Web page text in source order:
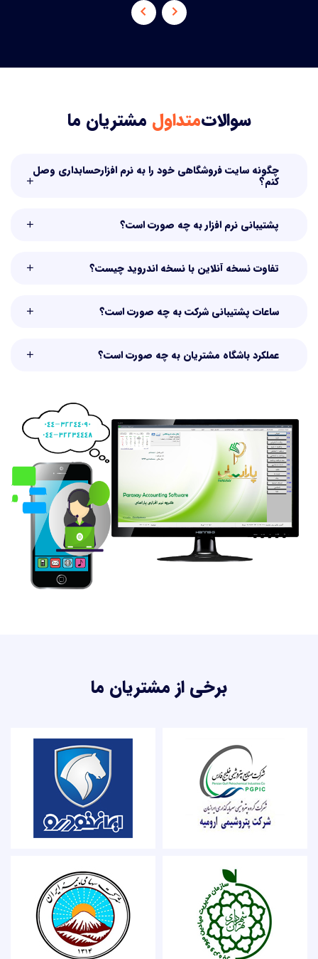
سوالاتمتداول مشتریان ما
چگونه سایت فروشگاهی خود را به نرم افزارحسابداری وصل
کنم؟
پشتیبانی نرم افزار به چه صورت است؟
تفاوت نسخه آنلاین با نسخه اندروید چیست؟
ساعات پشتیبانی شرکت به چه صورت است؟
عملکرد باشگاه مشتریان به چه صورت است؟
برخی از مشتریان ما